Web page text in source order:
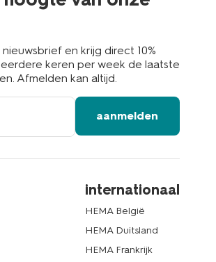
en krijg direct 10%
keren per week de laatste
Afmelden kan altijd.
aanmelden
internationaal
HEMA België
HEMA Duitsland
HEMA Frankrijk